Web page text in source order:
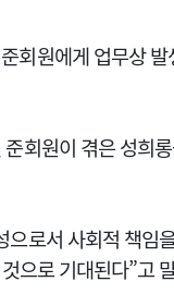
회원에게 업무상
회원이 겪은 성희
로서 사회적 책임
으로 기대된다”고